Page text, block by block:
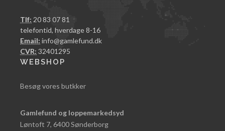
Tlf: 20 83 07 81
telefontid, hverdage 8-16
Email: info@gamlefund.dk
CVR: 32401295
WEBSHOP
Besøg vores butkker
Gamlefund og loppemarkedsyd
Løntoft 7, 6400 Sønderborg